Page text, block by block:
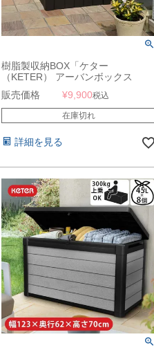
樹脂製収納BOX「ケター
（KETER） アーバンボックス
（URBAN BOX）」
販売価格 ¥9,900税込
在庫切れ
詳細を見る